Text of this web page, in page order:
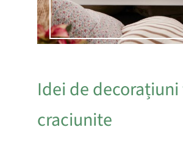
Idei de
craciunite